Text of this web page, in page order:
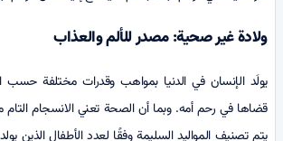
ولادة غير صحية: مصدر للألم والعذاب
يولَد الإنسان في الدنيا بمواهب وقدرات مختلفة حسب
قضاها في رحم أمه. وبما أن الصحة تعني الانسجام التام مع
يتم تصنيف المواليد السلیمة وفقًا لعدد الأطفال الذين